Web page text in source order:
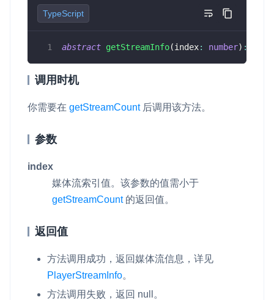
TypeScript
abstract getStreamInfo(index: number) :
调用时机
你需要在 getStreamCount后调用该方法。
参数
index
媒体流索引值。该参数的值需小于
getStreamCount的返回值。
返回值
方法调用成功，返回媒体流信息，详见
PlayerStreamInfo。
方法调用失败，返回 null 。